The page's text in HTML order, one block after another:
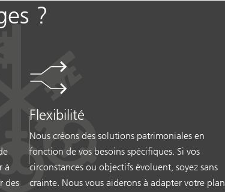
?
à
des
Flexibilité
Nous créons des solutions patrimoniales en
fonction de vos besoins spécifiques. Si vos
circonstances ou objectifs évoluent, soyez sans
crainte. Nous vous aiderons à adapter votre plan